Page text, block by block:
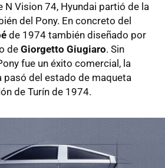
N Vision 74, Hyundai partió de la
del Pony. En concreto del
de 1974 también diseñado por
de Giorgetto Giugiaro. Sin
fue un éxito comercial, la
pasó del estado de maqueta
de Turín de 1974.